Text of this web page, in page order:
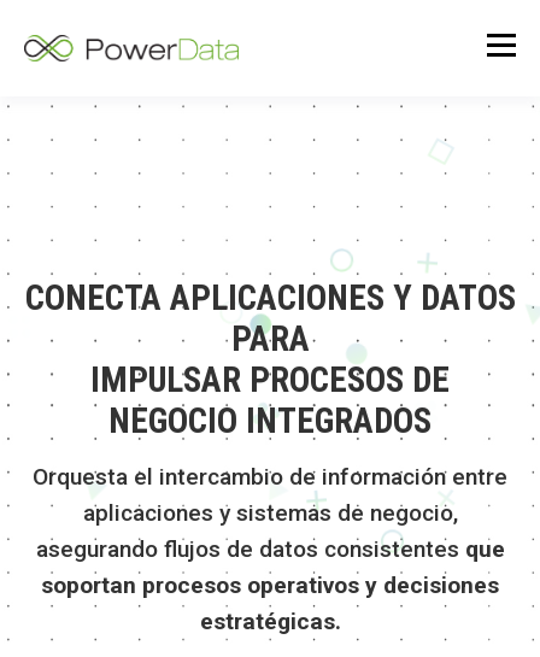
CONECTA APLICACIONES Y DATOS
PARA
IMPULSAR PROCESOS DE
NEGOCIO INTEGRADOS
Orquesta el intercambio de información entre
aplicaciones y sistemas de negocio,
asegurando flujos de datos consistentes que
soportan procesos operativos y decisiones
estratégicas.